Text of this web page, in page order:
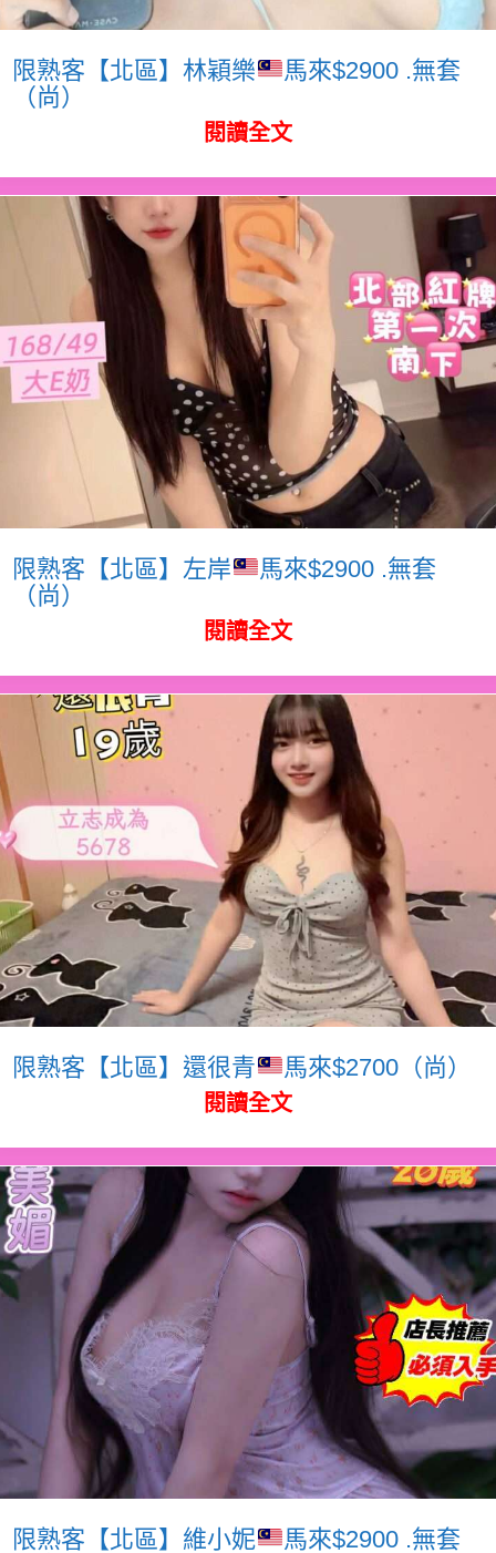
限熟客【北區】林穎樂
馬來$2900 .無套
（尚）
閱讀全文
限熟客【北區】左岸
馬來$2900 .無套
（尚）
閱讀全文
限熟客【北區】還很青 馬來$2700（尚）
閱讀全文
限熟客【北區】維小妮
馬來$2900 .無套